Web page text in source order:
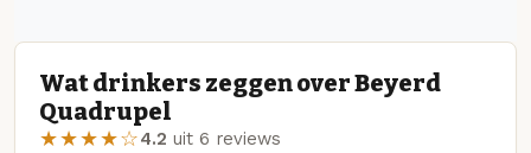
Wat drinkers zeggen over Beyerd
Quadrupel
★★★★☆4.2 uit 6 reviews